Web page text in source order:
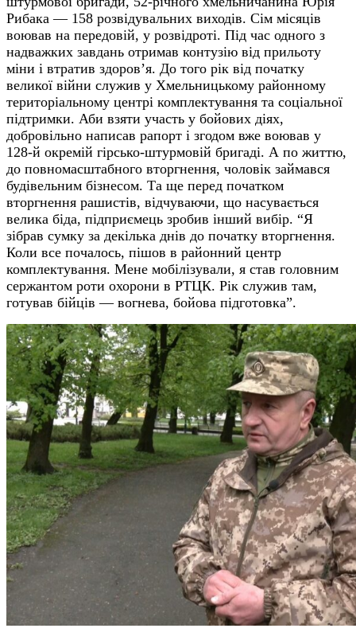
Рибака — 158 розвідувальних виходів. Сім місяців
воював на передовій, у розвідроті. Під час одного з
надважких завдань отримав контузію від прильоту
міни і втратив здоров’я. До того рік від початку
великої війни служив у Хмельницькому районному
територіальному центрі комплектування та соціальної
підтримки. Аби взяти участь у бойових діях,
добровільно написав рапорт і згодом вже воював у
128-й окремій гірсько-штурмовій бригаді. А по життю,
до повномасштабного вторгнення, чоловік займався
будівельним бізнесом. Та ще перед початком
вторгнення рашистів, відчуваючи, що насувається
велика біда, підприємець зробив інший вибір. “Я
зібрав сумку за декілька днів до початку вторгнення.
Коли все почалось, пішов в районний центр
комплектування. Мене мобілізували, я став головним
сержантом роти охорони в РТЦК. Рік служив там,
готував бійців — вогнева, бойова підготовка”.